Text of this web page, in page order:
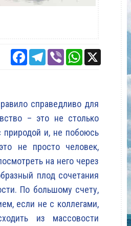
FacebookTelegram
ViberWhatsApp
справедливо для
– это не столько
природой и, не побоюсь
не просто человек,
на него через
плод сочетания
По большому счету,
если не с коллегами,
из массовости